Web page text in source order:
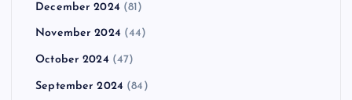
December 2024 (81)
November 2024 (44)
October 2024 (47)
September 2024 (84)